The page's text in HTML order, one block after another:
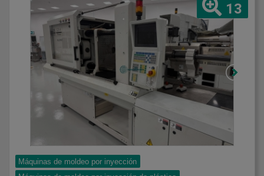
13
Máquinas de moldeo por inyección